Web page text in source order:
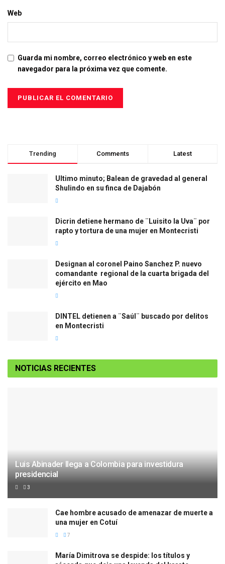
Web
Guarda mi nombre, correo electrónico y web en este
navegador para la próxima vez que comente.
Trending Comments Latest
Ultimo minuto; Balean de gravedad al general
Shulindo en su finca de Dajabón
Dicrin detiene hermano de ¨Luisito la Uva¨ por
rapto y tortura de una mujer en Montecristi
Designan al coronel Paino Sanchez P. nuevo
comandante regional de la cuarta brigada del
ejército en Mao
DINTEL detienen a ¨Saúl¨ buscado por delitos
en Montecristi
NOTICIAS RECIENTES
Luis Abinader llega a Colombia para investidura
presidencial
3
Cae hombre acusado de amenazar de muerte a
una mujer en Cotuí
7
María Dimitrova se despide: los títulos y